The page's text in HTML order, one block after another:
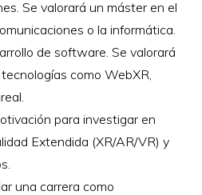
Se valorará un máster en el
o la informática.
de software. Se valorará
como WebXR,
para investigar en
Extendida (XR/AR/VR) y
una carrera como